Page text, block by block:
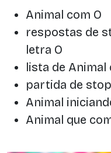
Animal com O
respostas de
letra O
lista de Animal
partida de
Animal
Animal que